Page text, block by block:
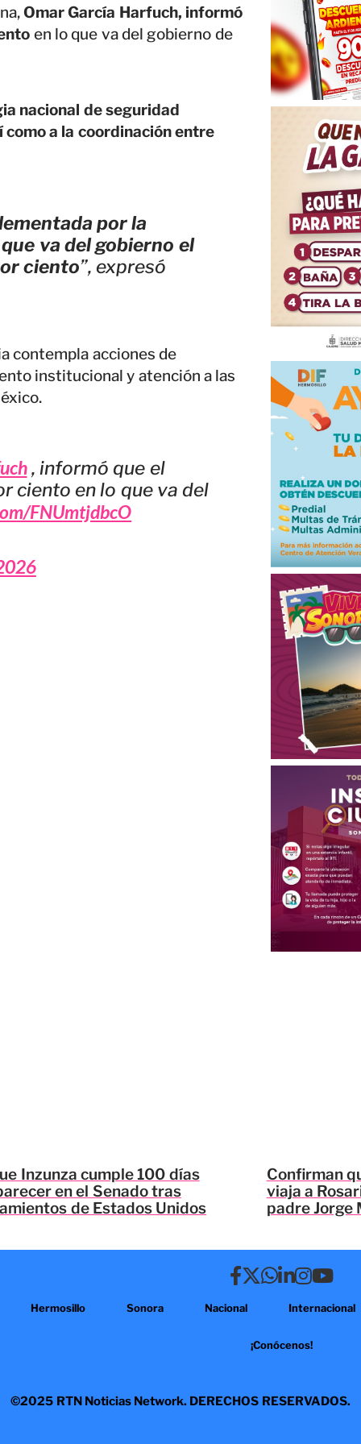
Omar García Harfuch, informó
en lo que va del gobierno de
nacional de seguridad
a la coordinación entre
por la
va del gobierno el
ciento”, expresó
contempla acciones de
institucional y atención a las
, informó que el
ciento en lo que va del
FNUmtjdbcO
Inzunza cumple 100 días
en el Senado tras
de Estados Unidos
Confirman
viaja a
padre Jorge
Hermosillo Sonora Nacional Internacional
¡Conócenos!
©2025 RTN Noticias Network. DERECHOS RESERVADOS.